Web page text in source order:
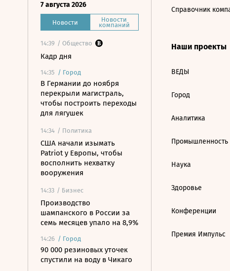
7 августа 2026
Новости Новости
компаний
14:39 / Общество
Кадр дня
14:35 / Город
В Германии до ноября
перекрыли магистраль,
чтобы построить переходы
для лягушек
14:34 / Политика
США начали изымать
Patriot у Европы, чтобы
восполнить нехватку
вооружения
14:33 / Бизнес
Производство
шампанского в России за
семь месяцев упало на 8,9%
14:26 / Город
90 000 резиновых уточек
спустили на воду в Чикаго
Справочник
Наши проекты
ВЕДЫ
Город
Аналитика
Промышленность
Наука
Здоровье
Конференции
Премия Импульс